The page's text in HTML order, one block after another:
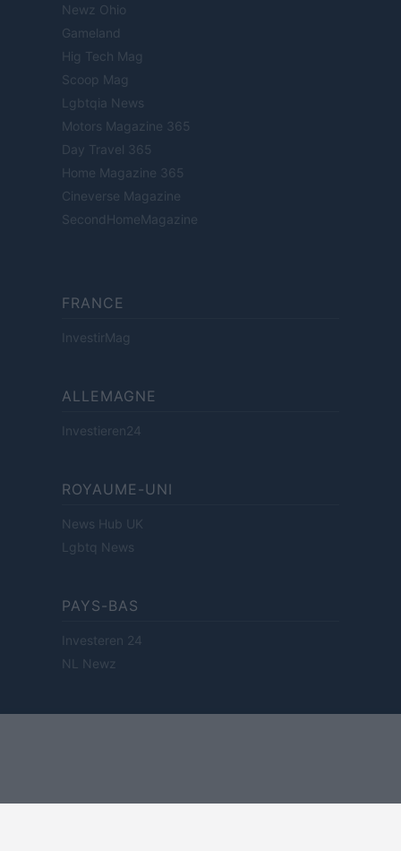
Newz Ohio
Gameland
Hig Tech Mag
Scoop Mag
Lgbtqia News
Motors Magazine 365
Day Travel 365
Home Magazine 365
Cineverse Magazine
SecondHomeMagazine
FRANCE
InvestirMag
ALLEMAGNE
Investieren24
ROYAUME-UNI
News Hub UK
Lgbtq News
PAYS-BAS
Investeren 24
NL Newz